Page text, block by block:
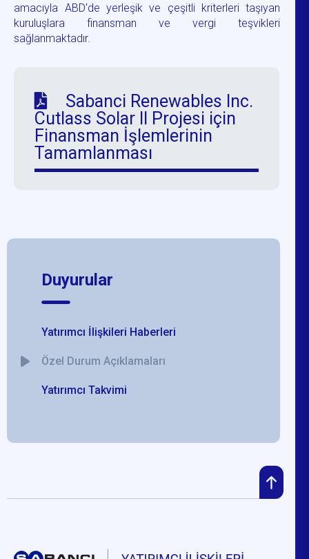
amacıyla ABD'de yerleşik ve çeşitli kriterleri taşıyan
kuruluşlara finansman ve vergi teşvikleri
sağlanmaktadır.
Sabanci Renewables Inc.
Cutlass Solar II Projesi için
Finansman İşlemlerinin
Tamamlanması
Duyurular
Yatırımcı İlişkileri Haberleri
Özel Durum Açıklamaları
Yatırımcı Takvimi